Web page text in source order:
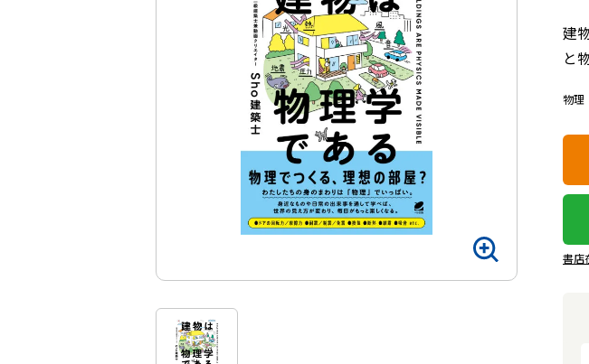
建
と
物理
書店